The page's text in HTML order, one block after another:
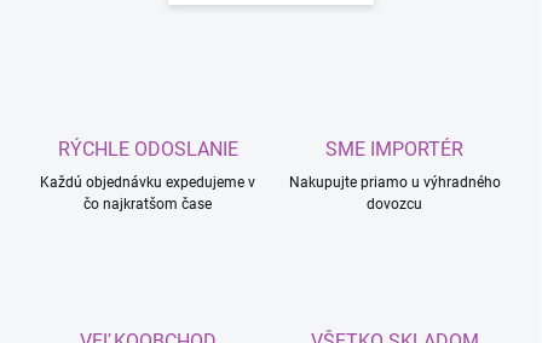
RÝCHLE ODOSLANIE
Každú objednávku expedujeme v
čo najkratšom čase
SME IMPORTÉR
Nakupujte priamo u výhradného
dovozcu